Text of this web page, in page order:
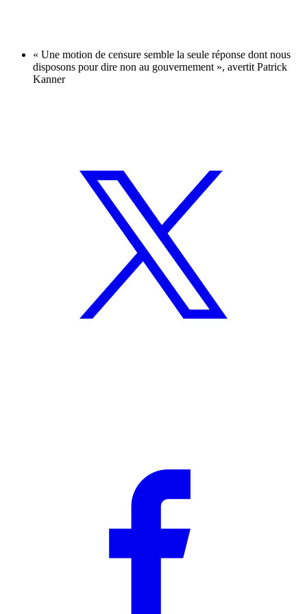
« Une motion de censure semble la seule réponse dont nous
disposons pour dire non au gouvernement », avertit Patrick
Kanner